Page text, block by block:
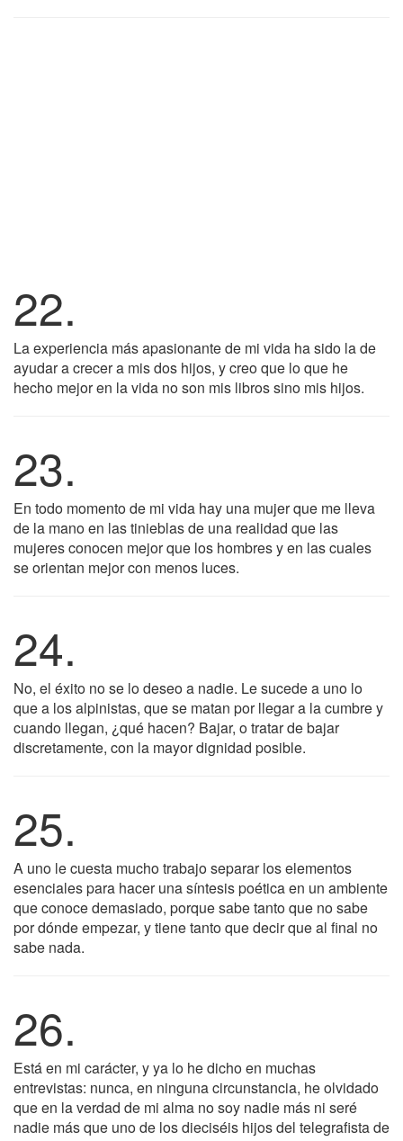
22.
La experiencia más apasionante de mi vida ha sido la de
ayudar a crecer a mis dos hijos, y creo que lo que he
hecho mejor en la vida no son mis libros sino mis hijos.
23.
En todo momento de mi vida hay una mujer que me lleva
de la mano en las tinieblas de una realidad que las
mujeres conocen mejor que los hombres y en las cuales
se orientan mejor con menos luces.
24.
No, el éxito no se lo deseo a nadie. Le sucede a uno lo
que a los alpinistas, que se matan por llegar a la cumbre y
cuando llegan, ¿qué hacen? Bajar, o tratar de bajar
discretamente, con la mayor dignidad posible.
25.
A uno le cuesta mucho trabajo separar los elementos
esenciales para hacer una síntesis poética en un ambiente
que conoce demasiado, porque sabe tanto que no sabe
por dónde empezar, y tiene tanto que decir que al final no
sabe nada.
26.
Está en mi carácter, y ya lo he dicho en muchas
entrevistas: nunca, en ninguna circunstancia, he olvidado
que en la verdad de mi alma no soy nadie más ni seré
nadie más que uno de los dieciséis hijos del telegrafista de